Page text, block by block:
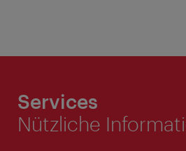
Services
Nützliche